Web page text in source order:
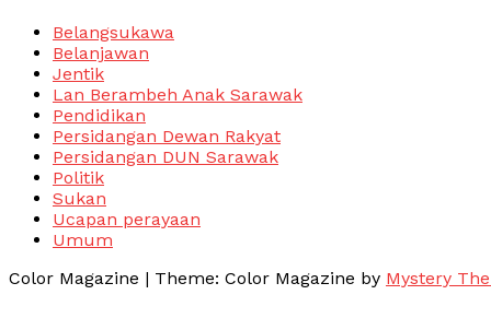
Belangsukawa
Belanjawan
Jentik
Lan Berambeh Anak Sarawak
Pendidikan
Persidangan Dewan Rakyat
Persidangan DUN Sarawak
Politik
Sukan
Ucapan perayaan
Umum
Color Magazine | Theme: Color Magazine by Mystery